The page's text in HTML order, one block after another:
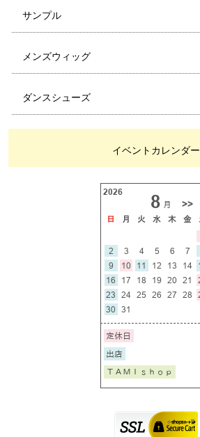
サンプル
メンズウィッグ
ダンスシューズ
イベントカレンダー